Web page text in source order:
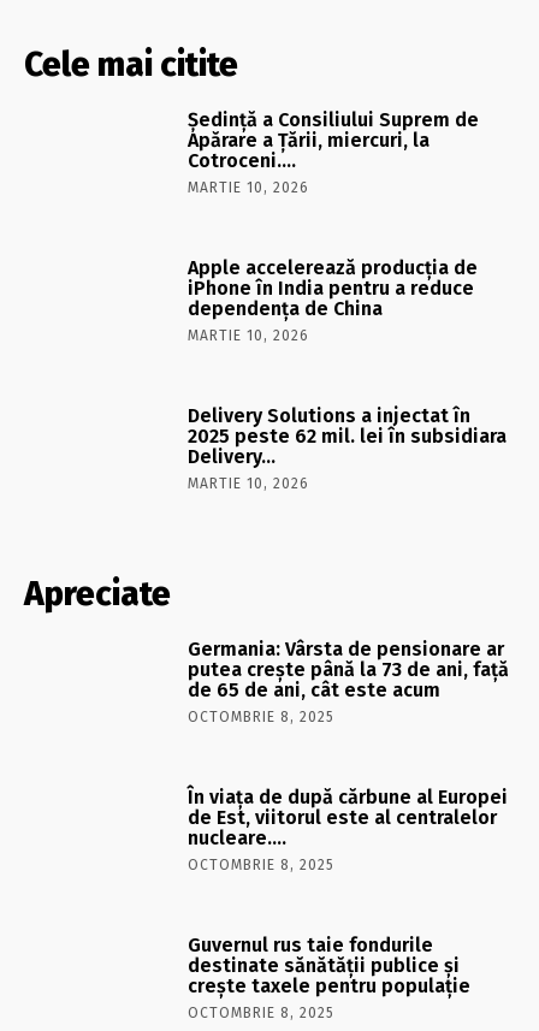
Cele mai citite
Şedinţă a Consiliului Suprem de
Apărare a Ţării, miercuri, la
Cotroceni….
MARTIE 10, 2026
Apple accelerează producția de
iPhone în India pentru a reduce
dependența de China
MARTIE 10, 2026
Delivery Solutions a injectat în
2025 peste 62 mil. lei în subsidiara
Delivery…
MARTIE 10, 2026
Apreciate
Germania: Vârsta de pensionare ar
putea crește până la 73 de ani, față
de 65 de ani, cât este acum
OCTOMBRIE 8, 2025
În viaţa de după cărbune al Europei
de Est, viitorul este al centralelor
nucleare….
OCTOMBRIE 8, 2025
Guvernul rus taie fondurile
destinate sănătății publice și
crește taxele pentru populație
OCTOMBRIE 8, 2025